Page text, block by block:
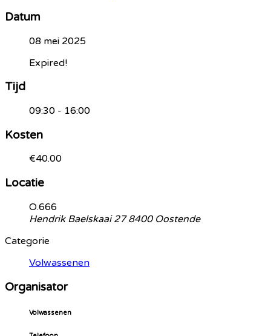
Datum
08 mei 2025
Expired!
Tijd
09:30 - 16:00
Kosten
€40.00
Locatie
O.666
Hendrik Baelskaai 27 8400 Oostende
Categorie
Volwassenen
Organisator
Volwassenen